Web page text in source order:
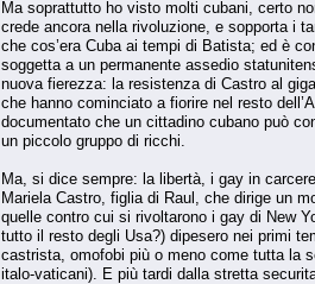
Ma soprattutto ho visto molti cubani, certo
crede ancora nella rivoluzione, e sopporta i
che cos’era Cuba ai tempi di Batista; ed è
soggetta a un permanente assedio
nuova fierezza: la resistenza di Castro al
che hanno cominciato a fiorire nel resto
documentato che un cittadino cubano può
un piccolo gruppo di ricchi.
Ma, si dice sempre: la libertà, i gay in
Mariela Castro, figlia di Raul, che dirige un
quelle contro cui si rivoltarono i gay di New
tutto il resto degli Usa?) dipesero nei primi
castrista, omofobi più o meno come tutta la
italo-vaticani). E più tardi dalla stretta